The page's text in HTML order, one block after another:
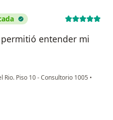
entender mi
Rio. Piso 10 - Consultorio 1005 •